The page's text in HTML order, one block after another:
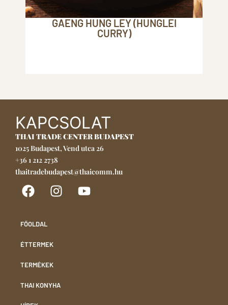
GAENG HUNG LEY (HUNGLEI
CURRY)
KAPCSOLAT
THAI TRADE CENTER BUDAPEST
1025 Budapest, Vend utca 26
+36 1 212 2738
thaitradebudapest@thaicomm.hu
FŐOLDAL
ÉTTERMEK
TERMÉKEK
THAI KONYHA